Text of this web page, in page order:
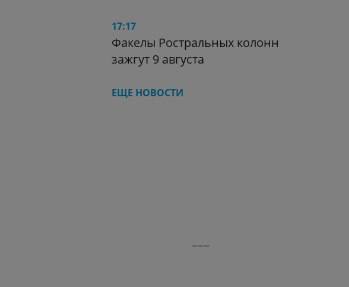
17:17
Факелы Ростральных колонн
зажгут 9 августа
ЕЩЕ НОВОСТИ